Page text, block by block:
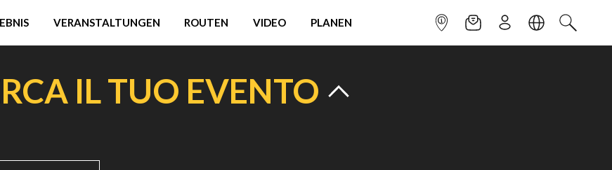
VERANSTALTUNGEN ROUTEN VIDEO PLANEN INFOPUNKTNEWSLETTER
ANMELDENSPRACHESUCHEN
IL TUO EVENTO